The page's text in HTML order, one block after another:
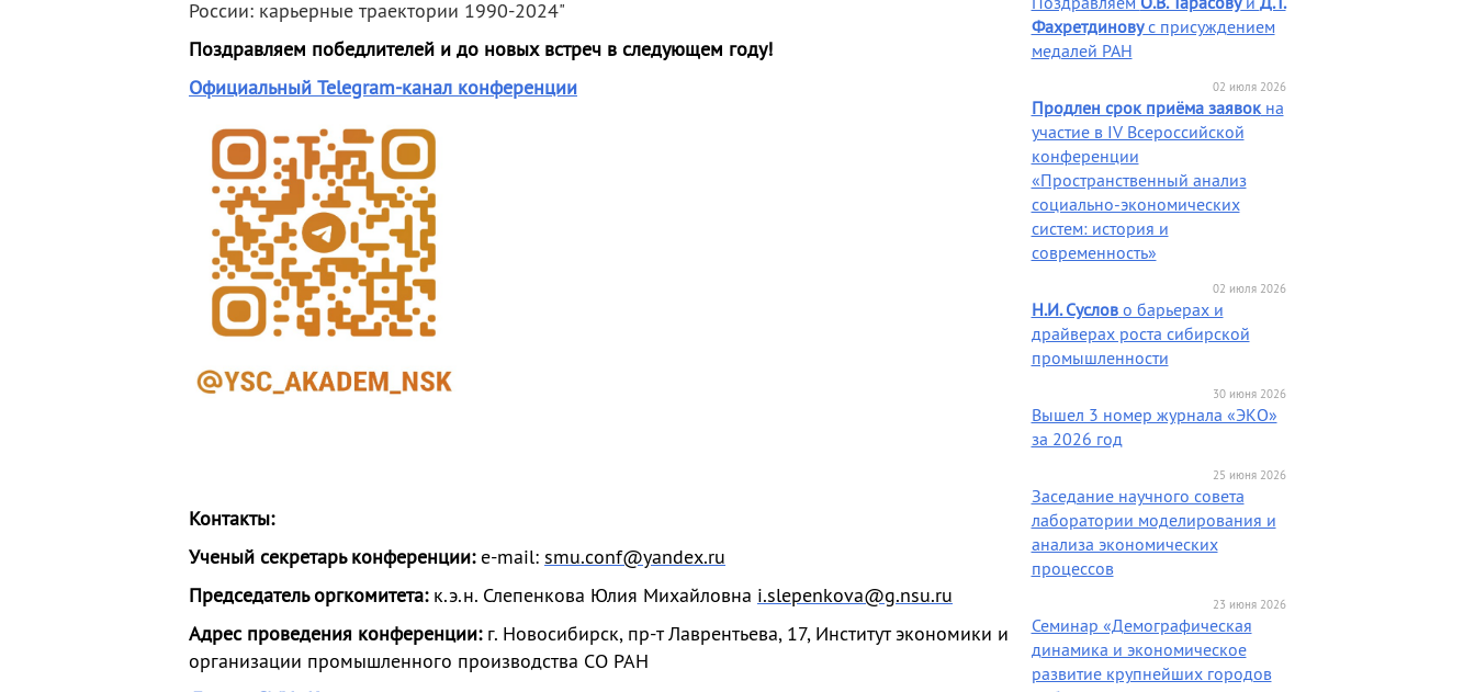
России: карьерные траектории 1990-2024"
Поздравляем победлителей и до новых встреч в следующем году!
Официальный Telegram-канал конференции
Контакты:
Ученый секретарь конференции:e-mail: smu.conf@yandex.ru
Председатель оргкомитета:к.э.н. Слепенкова Юлия Михайловна i.slepenkova@g.nsu.ru
Адрес проведения конференции:г. Новосибирск, пр-т Лаврентьева, 17, Институт экономики и
организации промышленного производства СО РАН
Фахретдиновус присуждением
медалей РАН
02 июля 2026
Продлен срок приёма заявокна
участие в IV Всероссийской
конференции
«Пространственный анализ
социально-экономических
систем: история и
современность»
02 июля 2026
Н.И. Суслово барьерах и
драйверах роста сибирской
промышленности
30 июня 2026
Вышел 3 номер журнала «ЭКО»
за 2026 год
25 июня 2026
Заседание научного совета
лаборатории моделирования и
анализа экономических
процессов
23 июня 2026
Семинар «Демографическая
динамика и экономическое
развитие крупнейших городов